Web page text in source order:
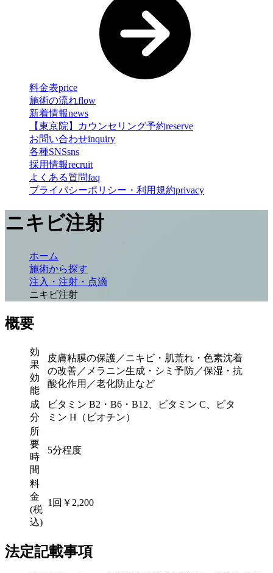
料金表price
施術の流れflow
新着情報news
【東京院】カウンセリング予約reserve
お問い合わせinquiry
各種SNSsns
採用情報recruit
よくある質問faq
プライバシーポリシー・利用規約privacy
ニキビ注射
ホーム
施術から探す
注入・注射・点滴
ニキビ注射
概要
効
果
効
能
皮膚粘膜の保護／ニキビ・肌荒れ・色素沈着
の改善／メラニン生成・シミ予防／保湿・抗
酸化作用／老化防止など
成
分
ビタミン B2・B6・B12、ビタミン C、ビタ
ミン H（ビオチン）
所
要
時
間
5分程度
料
金
(税
込)
1回￥2,200
法定記載事項